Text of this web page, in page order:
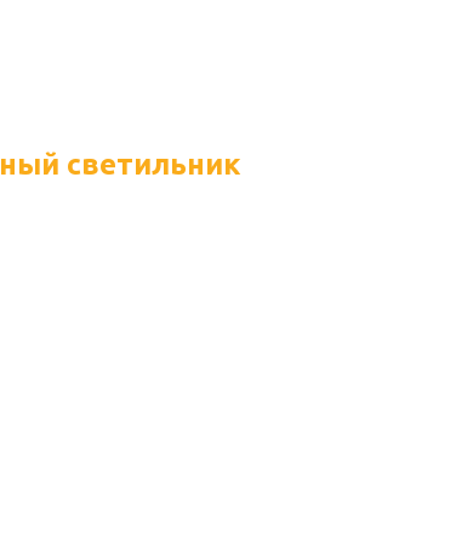
светильник